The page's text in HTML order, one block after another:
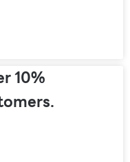
10%